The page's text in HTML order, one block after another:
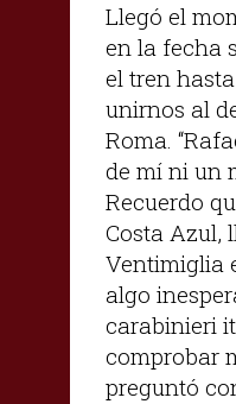
Llegó el
en la fecha
el tren
unirnos al
Roma.
de mí ni un
Recuerdo
Costa Azul,
Ventimiglia
algo
carabinieri
comprobar
preguntó